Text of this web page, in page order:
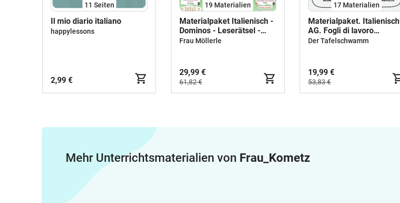
11 Seiten
Il mio diario italiano
happylessons
2,99 €
19 Materialien
Materialpaket Italienisch -
Dominos - Leserätsel -
Poster
Frau Möllerle
29,99 €
61,82 €
17 Materialien
Materialpaket. Italienisch
AG. Fogli di lavoro
(Arbeistblätter). 1.
Der Tafelschwamm
19,99 €
53,83 €
Mehr Unterrichtsmaterialien von Frau_Kometz